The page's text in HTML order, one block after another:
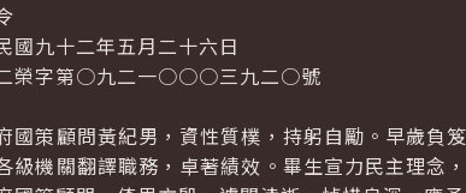
國九十二年五月二十六日
榮字第○九二一○○○三九二○號
國策顧問黃紀男，資性質樸，持躬自勵。早歲負
級機關翻譯職務，卓著績效。畢生宣力民主理念